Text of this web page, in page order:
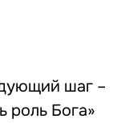
шаг –
роль Бога»